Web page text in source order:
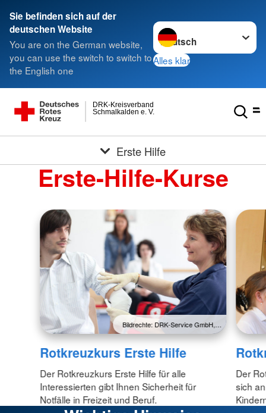
Sie befinden sich auf der
deutschen Website
You are on the German website,
you can use the switch to switch to
the English one
Sprache wechseln zu
Alles klar
Schmalkalden e. V.
DRK-Kreisverband
Erste Hilfe
Erste-Hilfe-Kurse
Bildrechte: DRK-Service GmbH,…
Rotkreuzkurs Erste Hilfe
Der Rotkreuzkurs Erste Hilfe für alle
Interessierten gibt Ihnen Sicherheit für
Notfälle in Freizeit und Beruf.
Der
sich